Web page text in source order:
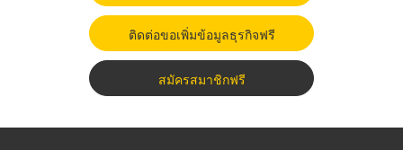
ติดต่อขอเพิ่มข้อมูลธุรกิจฟรี
สมัครสมาชิกฟรี